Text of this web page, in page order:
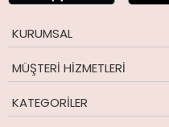
KURUMSAL
MÜŞTERI HIZMETLERI
KATEGORILER